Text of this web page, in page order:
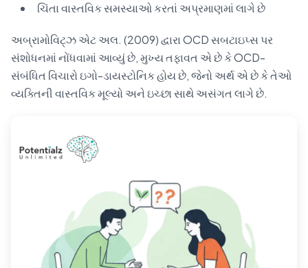
ચિંતા વાસ્તવિક સમસ્યાઓ કરતાં અપ્રમાણમાં લાગે છે
અબ્રામોવિટ્ઝ એટ અલ. (2009) દ્વારા OCD સબટાઇપ્સ પર
સંશોધનમાં નોંધવામાં આવ્યું છે, મુખ્ય તફાવત એ છે કે OCD-
સંબંધિત વિચારો ઇગો-ડાયસ્ટોનિક હોય છે, જેનો અર્થ એ છે કે તેઓ
વ્યક્તિની વાસ્તવિક મૂલ્યો અને ઇચ્છા સાથે અસંગત લાગે છે.